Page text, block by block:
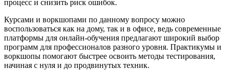
процесс и снизить риск ошибок.
Курсами и воркшопами по данному вопросу можно
воспользоваться как на дому, так и в офисе, ведь современные
платформы для онлайн-обучения предлагают широкий выбор
программ для профессионалов разного уровня. Практикумы и
воркшопы помогают быстрее освоить методы тестирования,
начиная с нуля и до продвинутых техник.